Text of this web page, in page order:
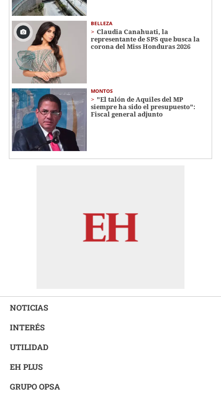
BELLEZA
Claudia Canahuati, la
representante de SPS que busca la
corona del Miss Honduras 2026
MONTOS
"El talón de Aquiles del MP
siempre ha sido el presupuesto":
Fiscal general adjunto
NOTICIAS
INTERÉS
UTILIDAD
EH PLUS
GRUPO OPSA